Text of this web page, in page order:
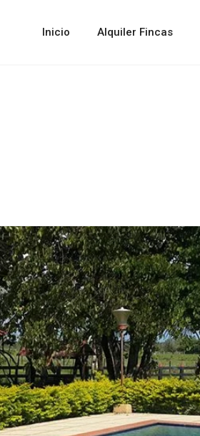
Inicio Alquiler Fincas